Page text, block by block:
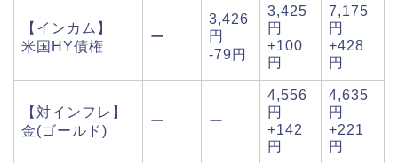
【インカム】
米国HY債権
ー
3,426
円
-79円
3,425
円
+100
円
7,175
円
+428
円
【対インフレ】
金(ゴールド)
ー ー
4,556
円
+142
円
4,635
円
+221
円